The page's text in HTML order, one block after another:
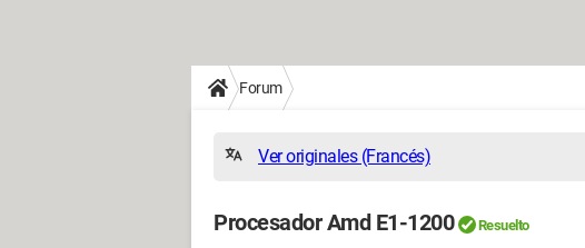
Forum
Ver originales (Francés)
Procesador Amd E1-1200 Resuelto